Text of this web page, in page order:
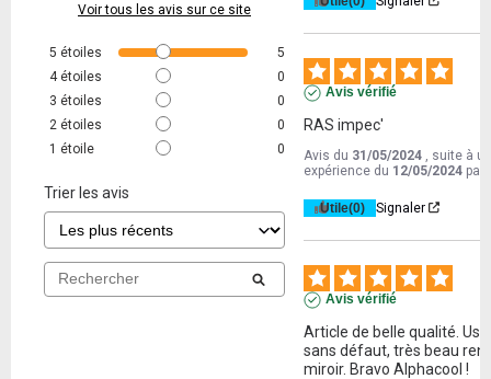
Voir tous les avis sur ce site
5 étoiles
5
4 étoiles
0
3 étoiles
0
2 étoiles
0
1 étoile 0
Trier les avis
Avis vérifié
RAS impec'
Avis du 31/05/2024
, suite à
expérience du 12/05/2024 par
Utile(0) Signaler
Avis vérifié
Article de belle qualité.
sans défaut, très beau
miroir. Bravo Alphacool !